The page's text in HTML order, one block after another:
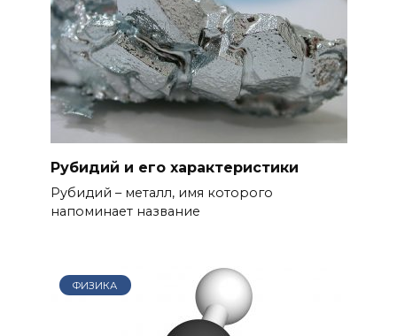
Рубидий и его характеристики
Рубидий – металл, имя которого
напоминает название
ФИЗИКА